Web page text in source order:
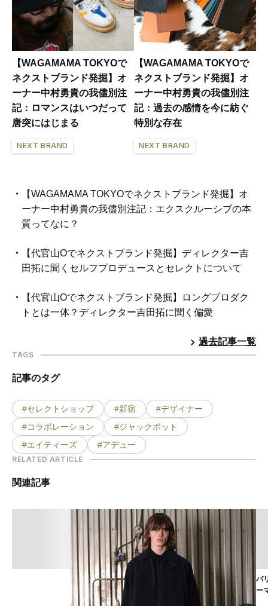
【WAGAMAMA TOKYOで
ネクストブランド発掘】オ
ーナー中村勇貴の我儘別注
記：ロマンスはいつだって
唐突にはじまる
NEXT BRAND
【WAGAMAMA TOKYOで
ネクストブランド発掘】オ
ーナー中村勇貴の我儘別注
記：過去の感情を今に紡ぐ
特別な存在
NEXT BRAND
【WAGAMAMA TOKYOでネクストブランド発掘】オ
ーナー中村勇貴の我儘別注記：エクスクルーシブの本
質ってなに？
【代官山Oでネクストブランド発掘】ディレクター吉
田拓に聞くセルフプロデュースとセレクトについて
【代官山Oでネクストブランド発掘】ロングプロダク
トとは一体？ディレクター吉田拓に聞く偏愛
過去記事一覧
TAGS
記事のタグ
#セレクトショップ #新宿
#デザイナー
#コラボレーション
#ジャックポット
#エイティーズ
#アデュー
RELATED ARTICLE
関連記事
パ
ー